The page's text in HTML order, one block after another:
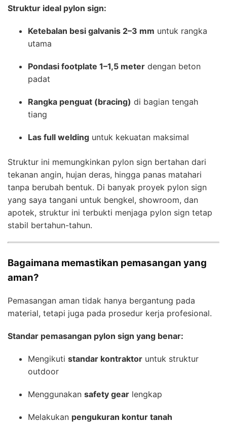
Struktur ideal pylon sign:
Ketebalan besi galvanis 2–3 mm untuk rangka
utama
Pondasi footplate 1–1,5 meter dengan beton
padat
Rangka penguat (bracing) di bagian tengah
tiang
Las full welding untuk kekuatan maksimal
Struktur ini memungkinkan pylon sign bertahan dari
tekanan angin, hujan deras, hingga panas matahari
tanpa berubah bentuk. Di banyak proyek pylon sign
yang saya tangani untuk bengkel, showroom, dan
apotek, struktur ini terbukti menjaga pylon sign tetap
stabil bertahun-tahun.
Bagaimana memastikan pemasangan yang
aman?
Pemasangan aman tidak hanya bergantung pada
material, tetapi juga pada prosedur kerja profesional.
Standar pemasangan pylon sign yang benar:
Mengikuti standar kontraktor untuk struktur
outdoor
Menggunakan safety gear lengkap
Melakukan pengukuran kontur tanah